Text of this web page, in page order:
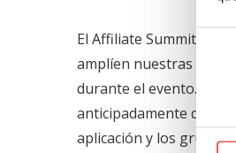
El Affiliate Summit
amplíen nuestras
durante el evento. La
anticipadamente qué
aplicación y los grupos